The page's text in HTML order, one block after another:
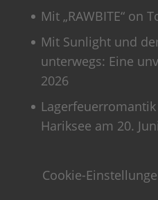
Mit „RAWBITE“ on
Mit Sunlight und
unterwegs: Eine
2026
Hariksee am 20.
Cookie-